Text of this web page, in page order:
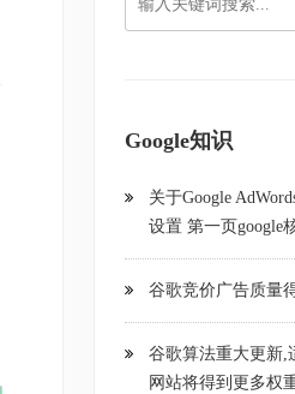
Google知识
关于Google
设置 第一页google
谷歌竞价广告质量
谷歌算法重大更新,
网站将得到更多权